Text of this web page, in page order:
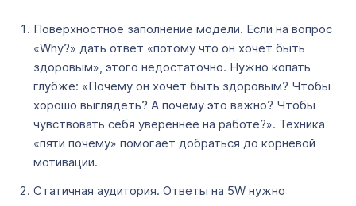
Поверхностное заполнение модели. Если на вопрос
«Why?» дать ответ «потому что он хочет быть
здоровым», этого недостаточно. Нужно копать
глубже: «Почему он хочет быть здоровым? Чтобы
хорошо выглядеть? А почему это важно? Чтобы
чувствовать себя увереннее на работе?». Техника
«пяти почему» помогает добраться до корневой
мотивации.
Статичная аудитория. Ответы на 5W нужно